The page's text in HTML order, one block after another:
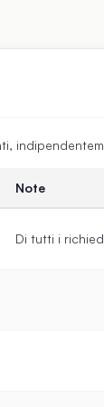
Note
Di tutti i